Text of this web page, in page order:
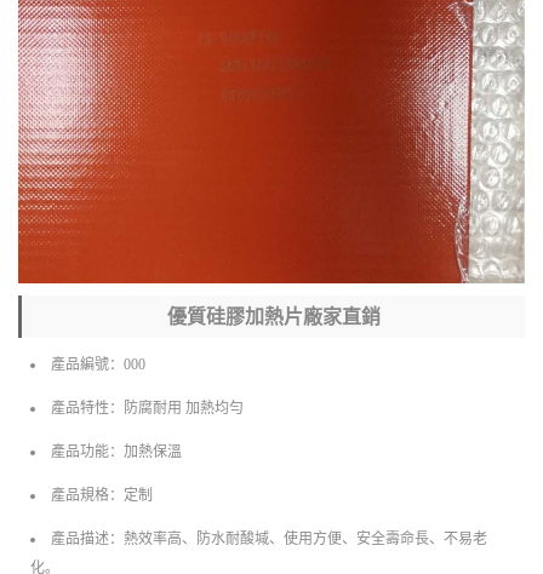
優質硅膠加熱片廠家直銷
產品編號：000
產品特性：防腐耐用 加熱均勻
產品功能：加熱保溫
產品規格：定制
產品描述：熱效率高、防水耐酸堿、使用方便、安全壽命長、不易老
化。